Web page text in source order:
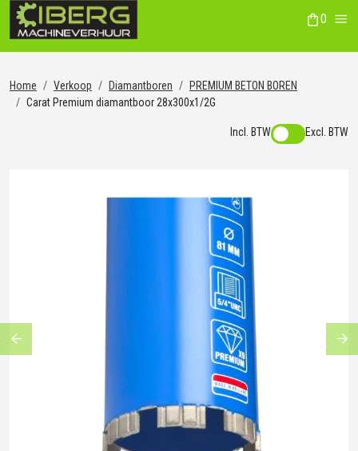
0
Home Verkoop Diamantboren
PREMIUM BETON BOREN
Carat Premium diamantboor 28x300x1/2G
Incl. BTW Excl. BTW
Previous